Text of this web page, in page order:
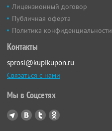
Лицензионный договор
Публичная оферта
Политика конфиденциальности
Контакты
sprosi@kupikupon.ru
Связаться с нами
Мы в Соцсетях